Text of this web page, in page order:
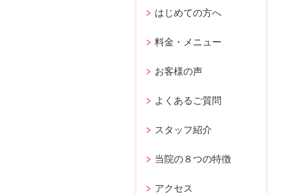
はじめての方へ
料金・メニュー
お客様の声
よくあるご質問
スタッフ紹介
当院の８つの特徴
アクセス